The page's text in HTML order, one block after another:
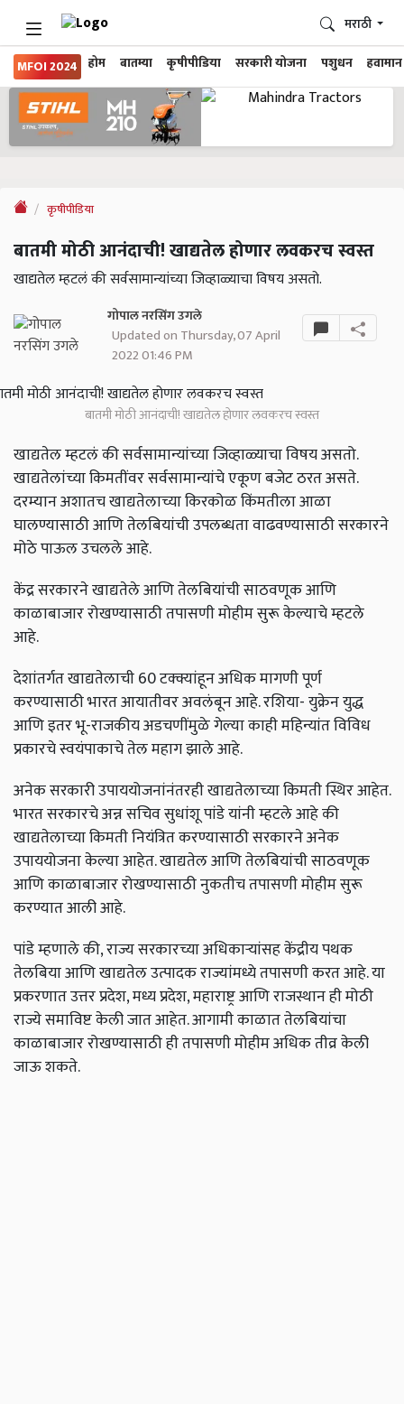
MFOI 2024 होम बातम्या कृषीपीडिया सरकारी योजना पशुधन हवामान
मराठी
कृषीपीडिया
बातमी मोठी आनंदाची! खाद्यतेल होणार लवकरच स्वस्त
खाद्यतेल म्हटलं की सर्वसामान्यांच्या जिव्हाळ्याचा विषय असतो.
गोपाल नरसिंग उगले
Updated on Thursday, 07 April
2022 01:46 PM
बातमी मोठी आनंदाची! खाद्यतेल होणार लवकरच स्वस्त
खाद्यतेल म्हटलं की सर्वसामान्यांच्या जिव्हाळ्याचा विषय असतो.
खाद्यतेलांच्या किमतींवर सर्वसामान्यांचे एकूण बजेट ठरत असते.
दरम्यान अशातच खाद्यतेलाच्या किरकोळ किंमतीला आळा
घालण्यासाठी आणि तेलबियांची उपलब्धता वाढवण्यासाठी सरकारने
मोठे पाऊल उचलले आहे.
केंद्र सरकारने खाद्यतेले आणि तेलबियांची साठवणूक आणि
काळाबाजार रोखण्यासाठी तपासणी मोहीम सुरू केल्याचे म्हटले
आहे.
देशांतर्गत खाद्यतेलाची 60 टक्क्यांहून अधिक मागणी पूर्ण
करण्यासाठी भारत आयातीवर अवलंबून आहे. रशिया- युक्रेन युद्ध
आणि इतर भू-राजकीय अडचणींमुळे गेल्या काही महिन्यांत विविध
प्रकारचे स्वयंपाकाचे तेल महाग झाले आहे.
अनेक सरकारी उपाययोजनांनंतरही खाद्यतेलाच्या किमती स्थिर आहेत.
भारत सरकारचे अन्न सचिव सुधांशू पांडे यांनी म्हटले आहे की
खाद्यतेलाच्या किमती नियंत्रित करण्यासाठी सरकारने अनेक
उपाययोजना केल्या आहेत. खाद्यतेल आणि तेलबियांची साठवणूक
आणि काळाबाजार रोखण्यासाठी नुकतीच तपासणी मोहीम सुरू
करण्यात आली आहे.
पांडे म्हणाले की, राज्य सरकारच्या अधिकाऱ्यांसह केंद्रीय पथक
तेलबिया आणि खाद्यतेल उत्पादक राज्यांमध्ये तपासणी करत आहे. या
प्रकरणात उत्तर प्रदेश, मध्य प्रदेश, महाराष्ट्र आणि राजस्थान ही मोठी
राज्ये समाविष्ट केली जात आहेत. आगामी काळात तेलबियांचा
काळाबाजार रोखण्यासाठी ही तपासणी मोहीम अधिक तीव्र केली
जाऊ शकते.